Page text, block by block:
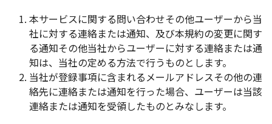
本サービスに関する問い合わせその他ユーザーから当
社に対する連絡または通知、及び本規約の変更に関す
る通知その他当社からユーザーに対する連絡または通
知は、当社の定める方法で行うものとします。
当社が登録事項に含まれるメールアドレスその他の連
絡先に連絡または通知を行った場合、ユーザーは当該
連絡または通知を受領したものとみなします。